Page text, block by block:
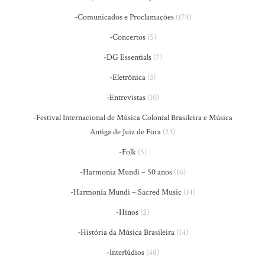
-Comunicados e Proclamações(174)
-Concertos(5)
-DG Essentials(7)
-Eletrônica (3)
-Entrevistas(10)
-Festival Internacional de Música Colonial Brasileira e Música
Antiga de Juiz de Fora (23)
-Folk(5)
-Harmonia Mundi – 50 anos(16)
-Harmonia Mundi – Sacred Music (14)
-Hinos (2)
-História da Música Brasileira(14)
-Interlúdios(48)